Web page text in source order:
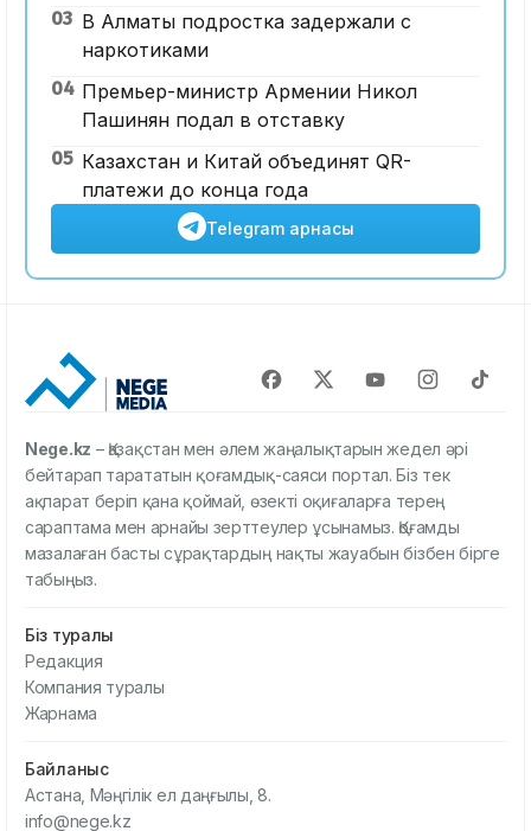
03 В Алматы подростка задержали с
наркотиками
04 Премьер-министр Армении Никол
Пашинян подал в отставку
05 Казахстан и Китай объединят QR-
платежи до конца года
Telegram арнасы
Nege.kz – Қазақстан мен әлем жаңалықтарын жедел әрі
бейтарап тарататын қоғамдық-саяси портал. Біз тек
ақпарат беріп қана қоймай, өзекті оқиғаларға терең
сараптама мен арнайы зерттеулер ұсынамыз. Қоғамды
мазалаған басты сұрақтардың нақты жауабын бізбен бірге
табыңыз.
Біз туралы
Редакция
Компания туралы
Жарнама
Байланыс
Астана, Мәңгілік ел даңғылы, 8.
info@nege.kz